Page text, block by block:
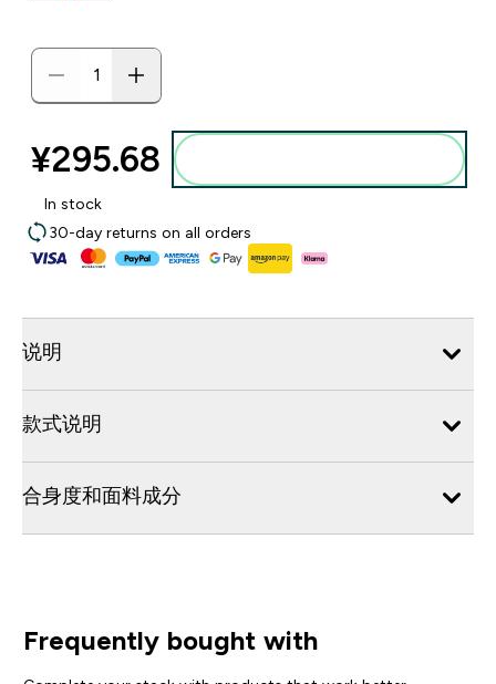
¥295.68‎
In stock
30-day returns on all orders
说明
款式说明
合身度和面料成分
Frequently bought with